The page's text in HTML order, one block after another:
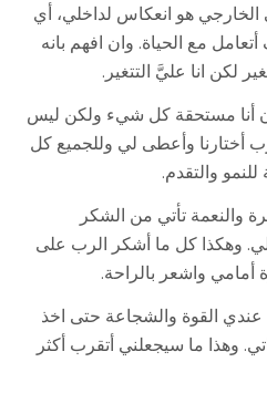
الخارجي هو انعكاس لداخلي، أي
مع الحياة. وان افهم بانه
لكن انا عليَّ التتغير.
أنا مستحقة كل شيء ولكن ليس
أختارنا وأعطى لي وللجميع كل
والتقدم.
والنعمة تأتي من الشكر
وهكذا كل ما أشكر الرب على
أمامي واشعر بالراحة.
عندي القوة والشجاعة حتى اخذ
وهذا ما سيجعلني أتقرب أكثر